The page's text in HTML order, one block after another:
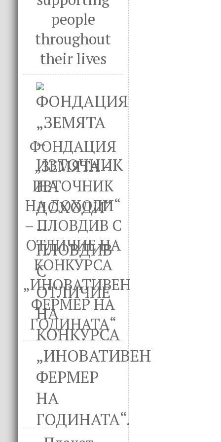
people
throughout
their lives
ФОНДАЦИЯ
„ЗЕМЯТА –
ИЗТОЧНИК
НА ДОХОДИ“
– ПЛОВДИВ С
ОТЛИЧИЕ НА
КОНКУРСА
„ИНОВАТИВЕН
ФЕРМЕР НА
ГОДИНАТА“